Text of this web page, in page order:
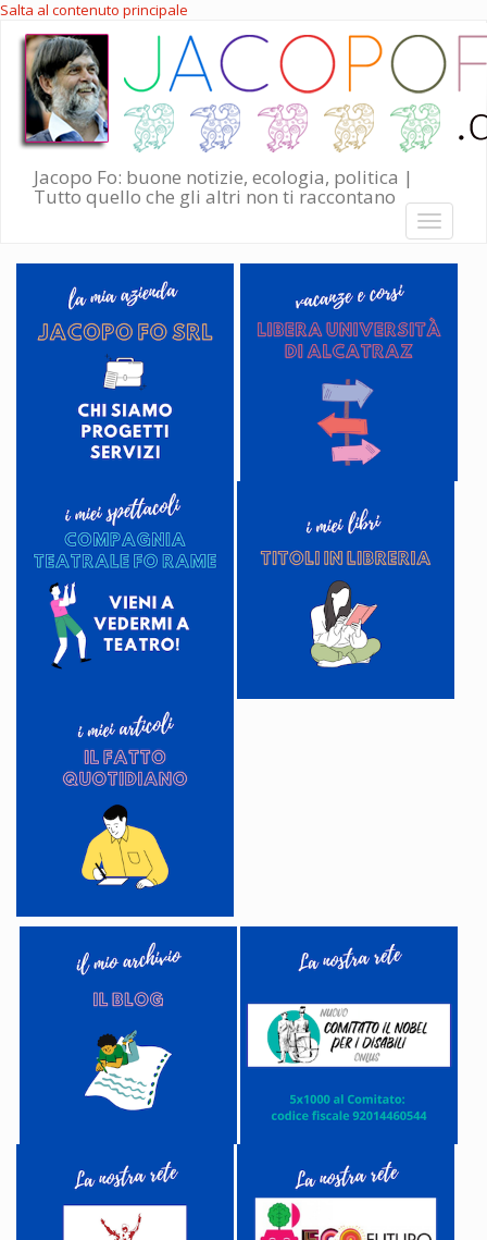
Salta al contenuto principale
Jacopo Fo: buone notizie, ecologia, politica |
Tutto quello che gli altri non ti raccontano
Toggle